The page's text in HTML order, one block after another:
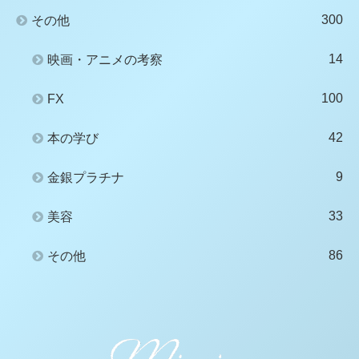
その他 300
映画・アニメの考察 14
FX 100
本の学び 42
金銀プラチナ 9
美容 33
その他 86